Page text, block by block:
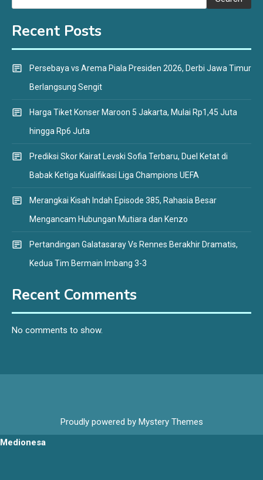
Recent Posts
Persebaya vs Arema Piala Presiden 2026, Derbi Jawa Timur
Berlangsung Sengit
Harga Tiket Konser Maroon 5 Jakarta, Mulai Rp1,45 Juta
hingga Rp6 Juta
Prediksi Skor Kairat Levski Sofia Terbaru, Duel Ketat di
Babak Ketiga Kualifikasi Liga Champions UEFA
Merangkai Kisah Indah Episode 385, Rahasia Besar
Mengancam Hubungan Mutiara dan Kenzo
Pertandingan Galatasaray Vs Rennes Berakhir Dramatis,
Kedua Tim Bermain Imbang 3-3
Recent Comments
No comments to show.
Proudly powered by Mystery Themes
Medionesa